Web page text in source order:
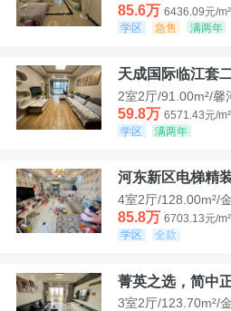
85.6万 6436.09元/m²
学区
急售 满两年
天成国际临江套
2室2厅/91.00m²/馨
59.8万 6571.43元/m²
学区
满两年
河东新区电梯精
4室2厅/128.00m²/
85.8万 6703.13元/m²
学区
全款
菁英之选，简中
3室2厅/123.70m²/